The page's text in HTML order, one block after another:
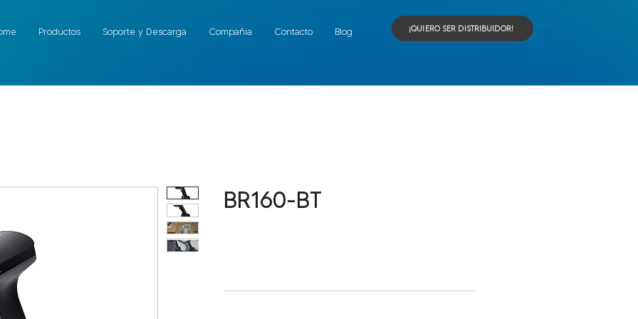
Productos Soporte y Descarga Compañia Contacto Blog ¡QUIERO SER DISTRIBUIDOR!
BR160-BT